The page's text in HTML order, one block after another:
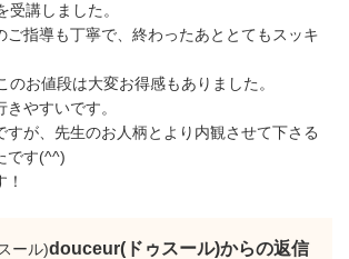
講しました。
ご指導も丁寧で、終わったあととてもスッキ
のお値段は大変お得感もありました。
やすいです。
すが、先生のお人柄とより内観させて下さる
です(^^)
douceur(ドゥスール)からの返信